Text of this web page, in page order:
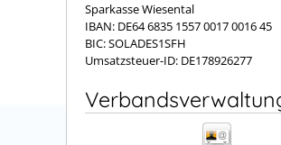
Sparkasse Wiesental
IBAN: DE64 6835 1557 0017 0016 45
BIC: SOLADES1SFH
Umsatzsteuer-ID: DE178926277